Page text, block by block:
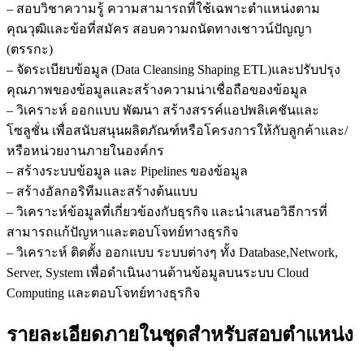
– สอบวิชาความรู้ ความสามารถที่ใช้เฉพาะตำแหน่งตาม
คุณวุฒิและข้อที่สมัคร สอบความถนัดทางเชาวน์ปัญญา
(ตรรกะ)
– จัดระเบียบข้อมูล (Data Cleansing Shaping ETL)และปรับปรุง
คุณภาพของข้อมูลและสร้างความน่าเชื่อถือของข้อมูล
– วิเคราะห์ ออกแบบ พัฒนา สร้างสรรค์แอปพลิเคชันและ
โซลูชั่น เพื่อสนับสนุนผลิตภัณฑ์หรือโครงการให้กับลูกค้าและ/
หรือหน่วยงานภายในองค์กร
– สร้างระบบข้อมูล และ Pipelines ของข้อมูล
– สร้างอัลกอริทีมและสร้างต้นแบบ
– วิเคราะห์ข้อมูลที่เกี่ยวข้องกับธุรกิจ และนำเสนอวิธีการที่
สามารถแก้ปัญหาและตอบโจทย์ทางธุรกิจ
– วิเคราะห์ ติดตั้ง ออกแบบ ระบบต่างๆ ทั้ง Database,Network,
Server, System เพื่อดำเนินงานด้านข้อมูลบนระบบ Cloud
Computing และตอบโจทย์ทางธุรกิจ
รายละเอียดภายในชุดสำหรับสอบตำแหน่ง